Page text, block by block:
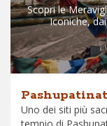
Scopri le
Iconiche,
Uno dei siti più